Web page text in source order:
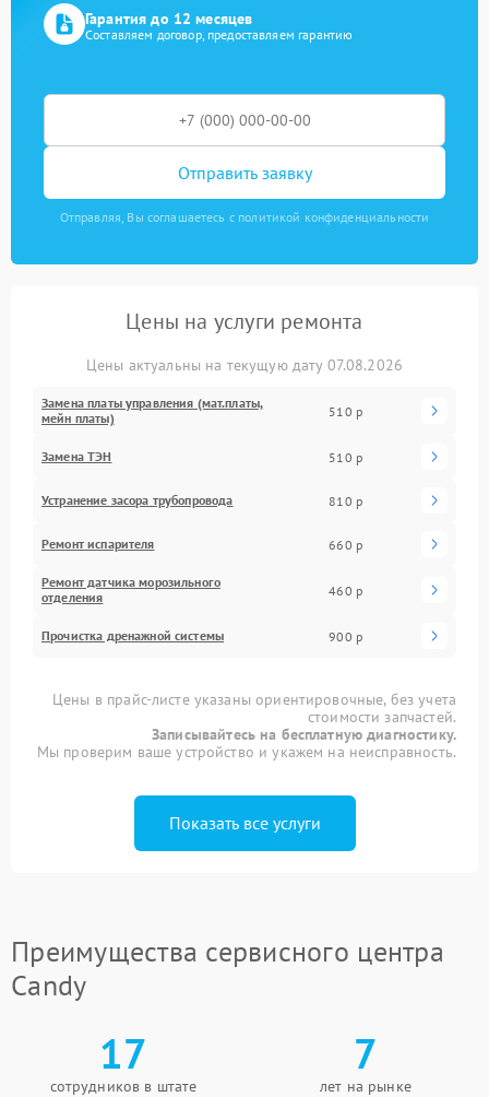
Гарантия до 12 месяцев
Составляем договор, предоставляем гарантию
Отправить заявку
Отправляя, Вы соглашаетесь с политикой конфиденциальности
Цены на услуги ремонта
Цены актуальны на текущую дату 07.08.2026
Замена платы управления (мат.платы,
мейн платы)
510 р
Замена ТЭН 510 р
Устранение засора трубопровода 810 р
Ремонт испарителя 660 р
Ремонт датчика морозильного
отделения
460 р
Прочистка дренажной системы 900 р
Цены в прайс-листе указаны ориентировочные, без учета
стоимости запчастей.
Записывайтесь на бесплатную диагностику.
Мы проверим ваше устройство и укажем на неисправность.
Показать все услуги
Преимущества сервисного центра
Candy
17
сотрудников в штате
7
лет на рынке